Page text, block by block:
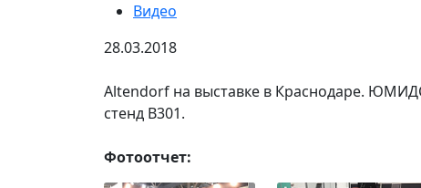
Видео
28.03.2018
Altendorf на выставке в Краснодаре.
стенд В301.
Фотоотчет: